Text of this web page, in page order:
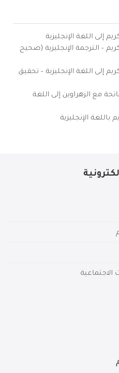
إلى اللغة الإنجليزية
– الترجمة الإنجليزية (صحيح
إلى اللغة الإنجليزية – تحقيق
مع الزهراوين إلى اللغة
باللغة الإنجليزية